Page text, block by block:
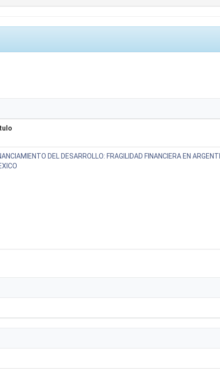
DEL DESARROLLO: FRAGILIDAD FINANCIERA EN